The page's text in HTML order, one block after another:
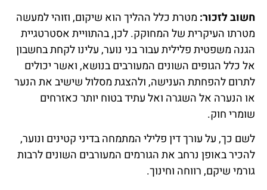
חשוב לזכור: מטרת כלל ההליך הוא שיקום, וזוהי למעשה
מטרתו העיקרית של המחוקק. לכן, בהתוויית אסטרטגיית
הגנה משפטית פלילית עבור בני נוער, עלינו לקחת בחשבון
אל כלל הגופים השונים המעורבים בנושא, ואשר יכולים
לתרום להפחתת הענישה, ולהצגת מסלול שישיב את הנער
או הנערה אל השגרה ואל עתיד בטוח יותר כאזרחים
שומרי חוק.
לשם כך, על עורך דין פלילי המתמחה בדיני קטינים ונוער,
להכיר באופן נרחב את הגורמים המעורבים השונים לרבות
גורמי שיקם, רווחה וחינוך.